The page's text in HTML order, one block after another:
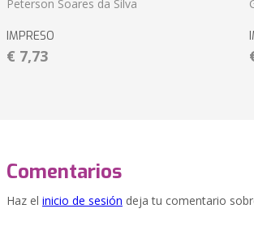
Peterson Soares da Silva
IMPRESO
€ 7,73
Comentarios
Haz el inicio de sesión deja tu comentario